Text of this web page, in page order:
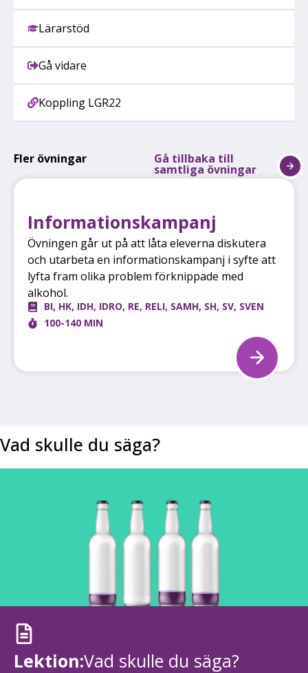
Lärarstöd
Gå vidare
Koppling LGR22
Fler övningar Gå tillbaka till
samtliga övningar
Informations­kampanj
Övningen går ut på att låta eleverna diskutera
och utarbeta en informationskampanj i syfte att
lyfta fram olika problem förknippade med
alkohol.
BI, HK, IDH, IDRO, RE, RELI, SAMH, SH, SV, SVEN
100-140 MIN
Vad skulle du säga?
Lektion:Vad skulle du säga?